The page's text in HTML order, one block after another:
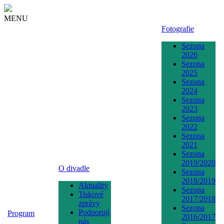
MENU
Program
O divadle
Aktuality
Tiskové
zprávy
Podporují
nás
Fotografie
Sezona
2026
Sezona
2025
Sezona
2024
Sezona
2023
Sezona
2022
Sezona
2021
Sezona
2019/2020
Sezona
2018/2019
Sezona
2017/2018
Sezona
2016/2017